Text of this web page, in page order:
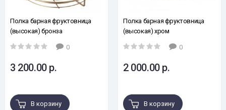
Полка барная фруктовница
(высокая) бронза
0
3 200.00 р.
В корзину
Полка барная фруктовница
(высокая) хром
0
2 000.00 р.
В корзину